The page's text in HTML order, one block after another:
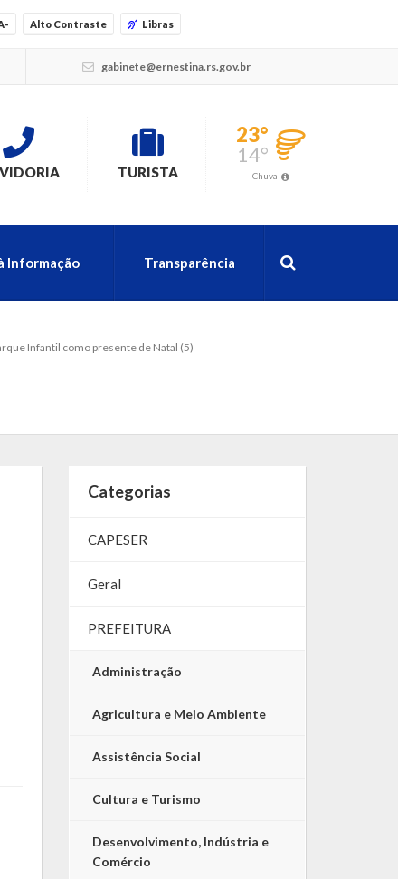
Alto Contraste Libras
gabinete@ernestina.rs.gov.br
TURISTA
23°
14°
Chuva
Informação Transparência
Infantil como presente de Natal (5)
Categorias
CAPESER
Geral
PREFEITURA
Administração
Agricultura e Meio Ambiente
Assistência Social
Cultura e Turismo
Desenvolvimento, Indústria e
Comércio